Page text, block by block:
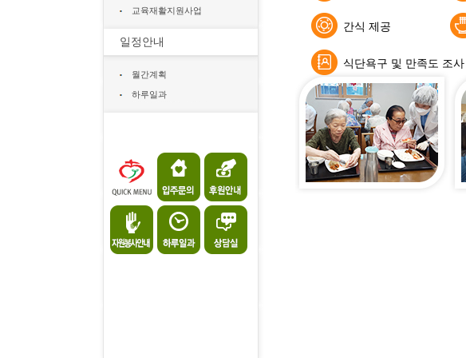
교육재활지원사업
일정안내
월간계획
하루일과
간식 제공
식단욕구 및 만족도 조사